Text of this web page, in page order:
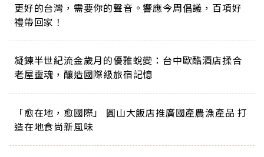
更好的台灣，需要你的聲音。響應今周倡議，百項好
禮帶回家！
凝鍊半世紀流金歲月的優雅蛻變：台中歐酷酒店揉合
老屋靈魂，釀造國際級旅宿記憶
「愈在地，愈國際」 圓山大飯店推廣國產農漁產品 打
造在地食尚新風味